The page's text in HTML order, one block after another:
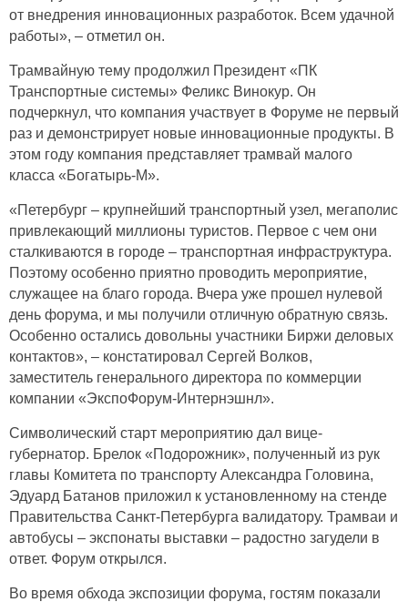
от внедрения инновационных разработок. Всем удачной
работы», – отметил он.
Трамвайную тему продолжил Президент «ПК
Транспортные системы» Феликс Винокур. Он
подчеркнул, что компания участвует в Форуме не первый
раз и демонстрирует новые инновационные продукты. В
этом году компания представляет трамвай малого
класса «Богатырь-М».
«Петербург – крупнейший транспортный узел, мегаполис
привлекающий миллионы туристов. Первое с чем они
сталкиваются в городе – транспортная инфраструктура.
Поэтому особенно приятно проводить мероприятие,
служащее на благо города. Вчера уже прошел нулевой
день форума, и мы получили отличную обратную связь.
Особенно остались довольны участники Биржи деловых
контактов», ‒ констатировал Сергей Волков,
заместитель генерального директора по коммерции
компании «ЭкспоФорум-Интернэшнл».
Символический старт мероприятию дал вице-
губернатор. Брелок «Подорожник», полученный из рук
главы Комитета по транспорту Александра Головина,
Эдуард Батанов приложил к установленному на стенде
Правительства Санкт-Петербурга валидатору. Трамваи и
автобусы ‒ экспонаты выставки ‒ радостно загудели в
ответ. Форум открылся.
Во время обхода экспозиции форума, гостям показали